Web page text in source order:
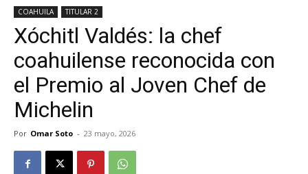
COAHUILA TITULAR 2
Xóchitl Valdés: la chef
coahuilense reconocida con
el Premio al Joven Chef de
Michelin
Por Omar Soto - 23 mayo, 2026